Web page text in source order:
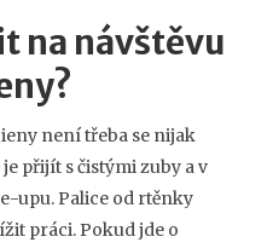
na návštěvu
není třeba se nijak
přijít s čistými zuby a v
upu. Palice od rtěnky
práci. Pokud jde o